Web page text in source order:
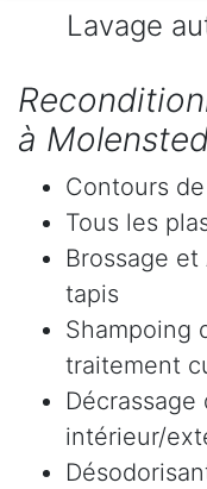
Lavage
à
Contours
Tous les
Brossage
tapis
Shampoing
traitement
Décrassage
intérieur/